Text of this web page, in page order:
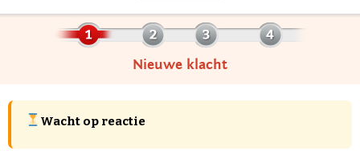
Nieuwe klacht
Wacht op reactie